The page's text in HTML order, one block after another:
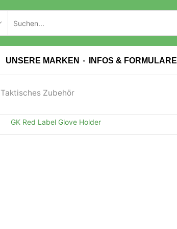
UNSERE MARKEN INFOS & FORMULARE
Taktisches Zubehör